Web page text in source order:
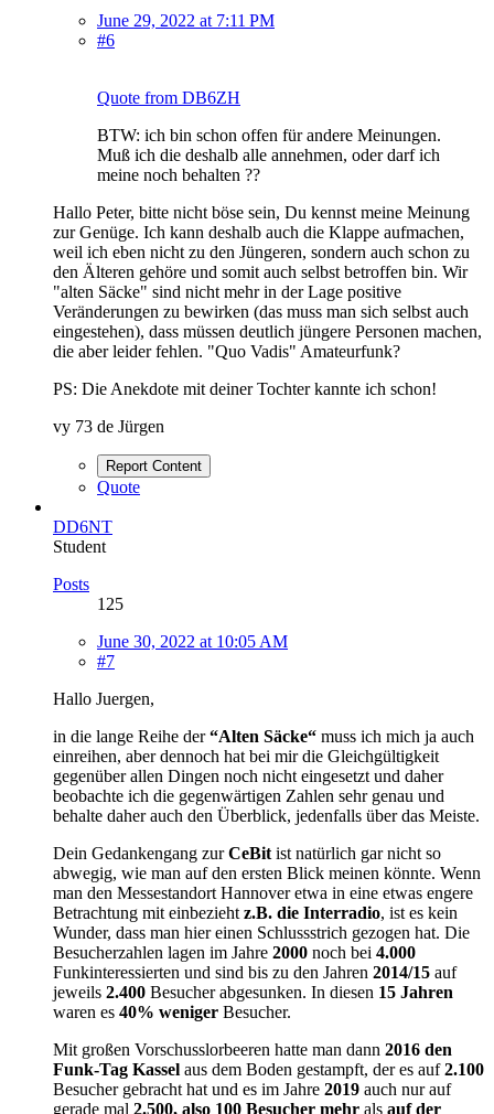
June 29, 2022 at 7:11 PM
#6
Quote from DB6ZH
BTW: ich bin schon offen für andere Meinungen.
Muß ich die deshalb alle annehmen, oder darf ich
meine noch behalten ??
Hallo Peter, bitte nicht böse sein, Du kennst meine Meinung
zur Genüge. Ich kann deshalb auch die Klappe aufmachen,
weil ich eben nicht zu den Jüngeren, sondern auch schon zu
den Älteren gehöre und somit auch selbst betroffen bin. Wir
"alten Säcke" sind nicht mehr in der Lage positive
Veränderungen zu bewirken (das muss man sich selbst auch
eingestehen), dass müssen deutlich jüngere Personen machen,
die aber leider fehlen. "Quo Vadis" Amateurfunk?
PS: Die Anekdote mit deiner Tochter kannte ich schon!
vy 73 de Jürgen
Report Content
Quote
DD6NT
Student
Posts
125
June 30, 2022 at 10:05 AM
#7
Hallo Juergen,
in die lange Reihe der“Alten Säcke“ muss ich mich ja auch
einreihen, aber dennoch hat bei mir die Gleichgültigkeit
gegenüber allen Dingen noch nicht eingesetzt und daher
beobachte ich die gegenwärtigen Zahlen sehr genau und
behalte daher auch den Überblick, jedenfalls über das Meiste.
Dein Gedankengang zurCeBit ist natürlich gar nicht so
abwegig, wie man auf den ersten Blick meinen könnte. Wenn
man den Messestandort Hannover etwa in eine etwas engere
Betrachtung mit einbezieht z.B. die Interradio, ist es kein
Wunder, dass man hier einen Schlussstrich gezogen hat. Die
Besucherzahlen lagen im Jahre 2000 noch bei 4.000
Funkinteressierten und sind bis zu den Jahren 2014/15 auf
jeweils 2.400 Besucher abgesunken. In diesen 15 Jahren
waren es 40% weniger Besucher.
Mit großen Vorschusslorbeeren hatte man dann 2016 den
Funk-Tag Kassel aus dem Boden gestampft, der es auf2.100
Besucher gebracht hat und es im Jahre 2019 auch nur auf
gerade mal 2.500, also 100 Besucher mehr als auf der